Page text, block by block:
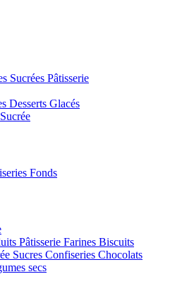
Sucrées Pâtisserie
Desserts Glacés
Fonds
Pâtisserie Farines Biscuits
Sucres Confiseries Chocolats
secs